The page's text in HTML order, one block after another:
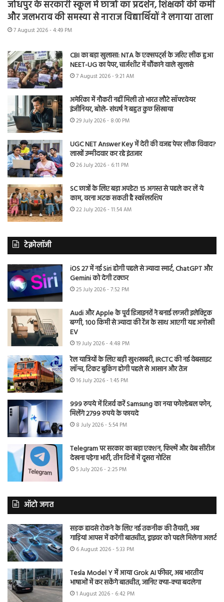
जोधपुर के सरकारी स्कूल में छात्रों का प्रदर्शन, शिक्षकों की कमी
और जलभराव की समस्या से नाराज विद्यार्थियों ने लगाया ताला
7 August 2026 - 4:49 PM
CBI का बड़ा खुलासा: NTA के एक्सपर्ट्स के जरिए लीक हुआ
NEET-UG का पेपर, चार्जशीट में चौंकाने वाले खुलासे
7 August 2026 - 9:21 AM
अमेरिका में नौकरी नहीं मिली तो भारत लौटे सॉफ्टवेयर
इंजीनियर, बोले- संघर्ष ने बहुत कुछ सिखाया
29 July 2026 - 8:00 PM
UGC NET Answer Key में देरी की वजह पेपर लीक विवाद?
लाखों उम्मीदवार कर रहे इंतजार
26 July 2026 - 6:11 PM
SC छात्रों के लिए बड़ा अपडेट! 15 अगस्त से पहले कर लें ये
काम, वरना अटक सकती है स्कॉलरशिप
22 July 2026 - 11:54 AM
टेक्नोलॉजी
iOS 27 में नई Siri होगी पहले से ज्यादा स्मार्ट, ChatGPT और
Gemini को देगी टक्कर
25 July 2026 - 7:52 PM
Audi और Apple के पूर्व डिजाइनरों ने बनाई लग्जरी इलेक्ट्रिक
बग्गी, 100 किमी से ज्यादा की रेंज के साथ आएगी यह अनोखी
EV
19 July 2026 - 4:48 PM
रेल यात्रियों के लिए बड़ी खुशखबरी, IRCTC की नई वेबसाइट
लॉन्च, टिकट बुकिंग होगी पहले से आसान और तेज
16 July 2026 - 1:45 PM
999 रुपये में रिजर्व करें Samsung का नया फोल्डेबल फोन,
मिलेंगे 2799 रुपये के फायदे
8 July 2026 - 5:54 PM
Telegram पर सरकार का बड़ा एक्शन, फिल्में और वेब सीरीज
देखना पड़ेगा भारी, तीन दिनों में दूसरा नोटिस
5 July 2026 - 2:25 PM
ऑटो जगत
सड़क हादसे रोकने के लिए नई तकनीक की तैयारी, अब
गाड़ियां आपस में करेंगी बातचीत, ड्राइवर को पहले मिलेगा अलर्ट
6 August 2026 - 5:33 PM
Tesla Model Y में आया Grok AI फीचर, अब भारतीय
भाषाओं में कर सकेंगे बातचीत, जानिए क्या-क्या बदलेगा
1 August 2026 - 6:42 PM